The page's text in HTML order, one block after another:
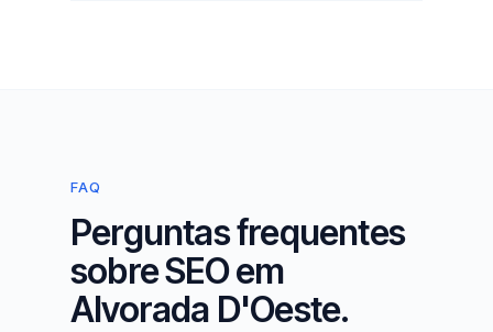
FAQ
Perguntas frequentes
sobre SEO em
Alvorada D'Oeste.